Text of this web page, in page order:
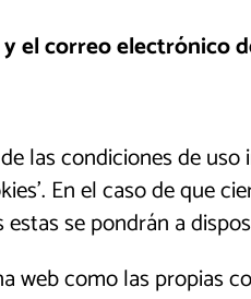
y el correo electrónico
las condiciones de
En el caso de que
se pondrán a
como las propias